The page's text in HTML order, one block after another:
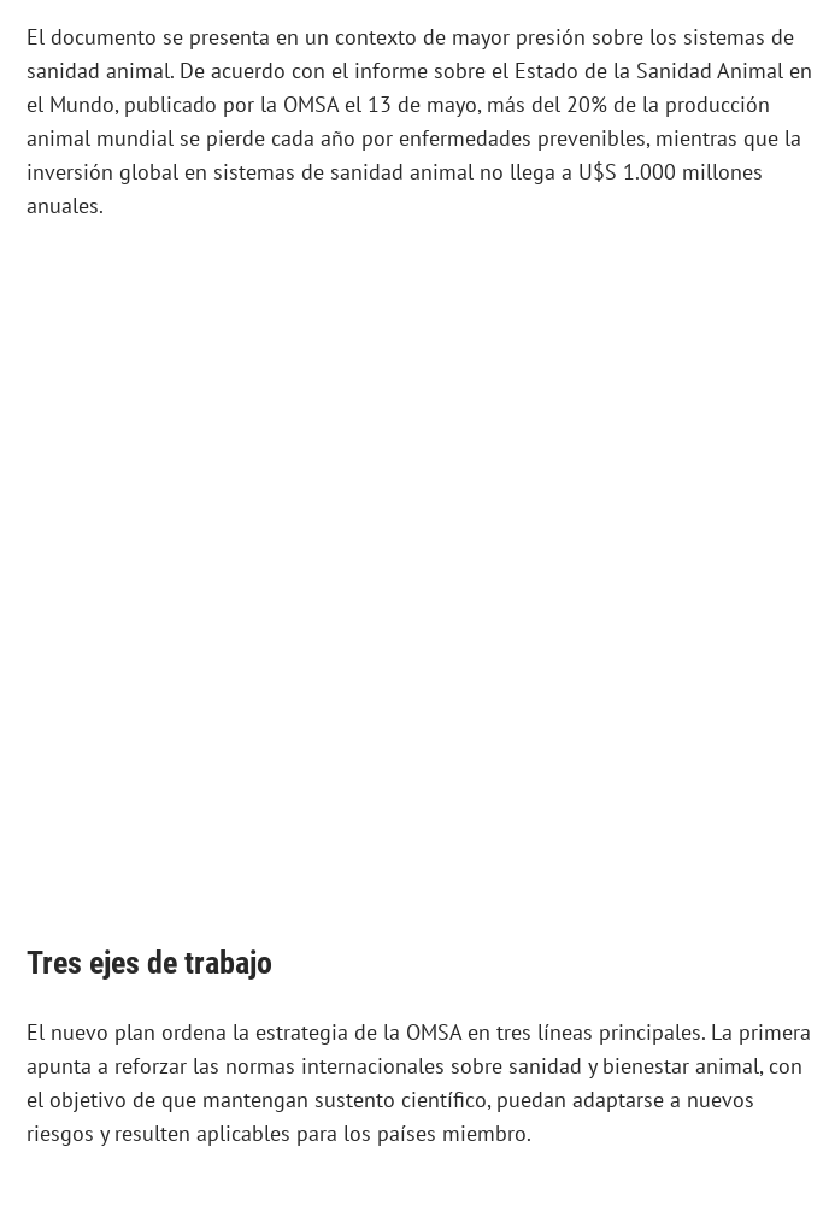
El documento se presenta en un contexto de mayor presión sobre los sistemas de
sanidad animal. De acuerdo con el informe sobre el Estado de la Sanidad Animal en
el Mundo, publicado por la OMSA el 13 de mayo, más del 20% de la producción
animal mundial se pierde cada año por enfermedades prevenibles, mientras que la
inversión global en sistemas de sanidad animal no llega a U$S 1.000 millones
anuales.
Tres ejes de trabajo
El nuevo plan ordena la estrategia de la OMSA en tres líneas principales. La primera
apunta a reforzar las normas internacionales sobre sanidad y bienestar animal, con
el objetivo de que mantengan sustento científico, puedan adaptarse a nuevos
riesgos y resulten aplicables para los países miembro.